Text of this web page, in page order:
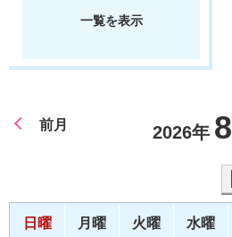
一覧を表示
前月 2026年 8
日曜
月曜
火曜
水曜